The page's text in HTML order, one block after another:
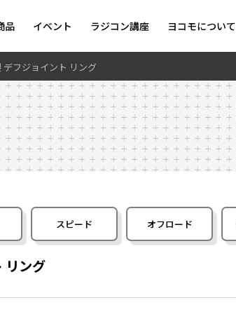
品 イベント ラジコン講座 ヨコモについて
デフジョイント リング
スピード オフロード
リング